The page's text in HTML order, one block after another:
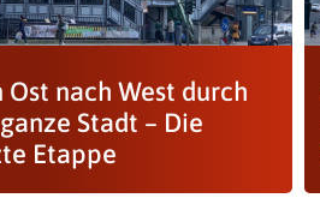
Ost nach West durch
Stadt – Die
Etappe